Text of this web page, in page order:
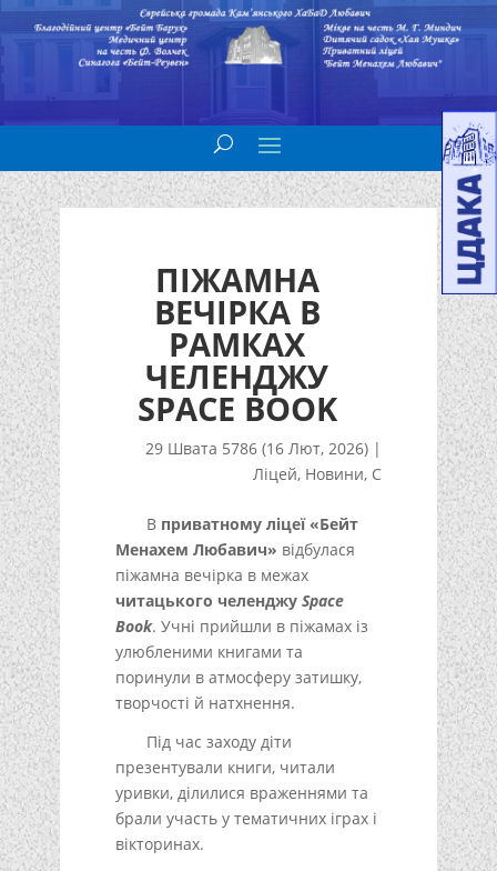
ПІЖАМНА
ВЕЧІРКА В
РАМКАХ
ЧЕЛЕНДЖУ
SPACE BOOK
29 Швата 5786 (16 Лют, 2026) |
Ліцей, Новини, С
В приватному ліцеї «Бейт
Менахем Любавич» відбулася
піжамна вечірка в межах
читацького челенджу Space
Book. Учні прийшли в піжамах із
улюбленими книгами та
поринули в атмосферу затишку,
творчості й натхнення.
Під час заходу діти
презентували книги, читали
уривки, ділилися враженнями та
брали участь у тематичних іграх і
вікторинах.